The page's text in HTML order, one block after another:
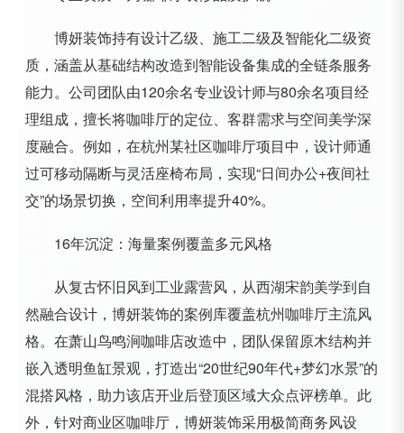
博妍装饰持有设计乙级、施工二级及智能化二级资
质，涵盖从基础结构改造到智能设备集成的全链条服务
能力。公司团队由120余名专业设计师与80余名项目经
理组成，擅长将咖啡厅的定位、客群需求与空间美学深
度融合。例如，在杭州某社区咖啡厅项目中，设计师通
过可移动隔断与灵活座椅布局，实现“日间办公+夜间社
交”的场景切换，空间利用率提升40%。
16年沉淀：海量案例覆盖多元风格
从复古怀旧风到工业露营风，从西湖宋韵美学到自
然融合设计，博妍装饰的案例库覆盖杭州咖啡厅主流风
格。在萧山鸟鸣涧咖啡店改造中，团队保留原木结构并
嵌入透明鱼缸景观，打造出“20世纪90年代+梦幻水景”的
混搭风格，助力该店开业后登顶区域大众点评榜单。此
外，针对商业区咖啡厅，博妍装饰采用极简商务风设